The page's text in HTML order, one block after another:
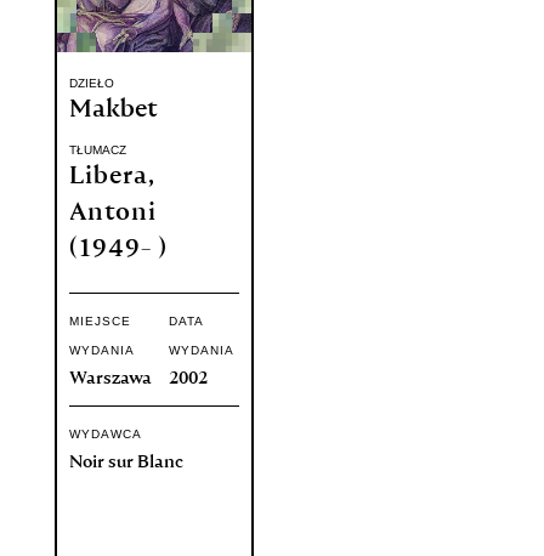
DZIEŁO
Makbet
TŁUMACZ
Libera,
Antoni
(1949- )
MIEJSCE
WYDANIA
Warszawa
DATA
WYDANIA
2002
WYDAWCA
Noir sur Blanc